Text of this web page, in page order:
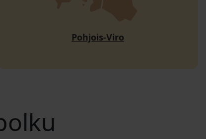
Pohjois-Viro